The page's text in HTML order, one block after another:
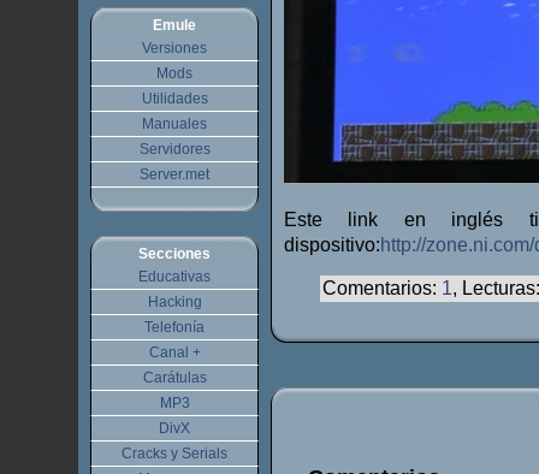
Este link en inglés
dispositivo:http://
Comentarios: 1,
Emule
Versiones
Mods
Utilidades
Manuales
Servidores
Server.met
Secciones
Educativas
Hacking
Telefonía
Canal +
Carátulas
MP3
DivX
Cracks y Serials